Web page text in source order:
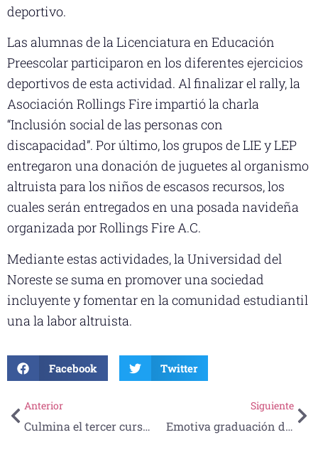
deportivo.
Las alumnas de la Licenciatura en Educación
Preescolar participaron en los diferentes ejercicios
deportivos de esta actividad. Al finalizar el rally, la
Asociación Rollings Fire impartió la charla
“Inclusión social de las personas con
discapacidad”. Por último, los grupos de LIE y LEP
entregaron una donación de juguetes al organismo
altruista para los niños de escasos recursos, los
cuales serán entregados en una posada navideña
organizada por Rollings Fire A.C.
Mediante estas actividades, la Universidad del
Noreste se suma en promover una sociedad
incluyente y fomentar en la comunidad estudiantil
una la labor altruista.
Facebook Twitter
Anterior
Culmina el tercer curso de Formación de Instructores en Simulación Médica Nivel Básico en la UNE
Siguiente
Emotiva graduación de la generación 2016-2019 del Área de Artes, Educación y Humanidades de la UNE